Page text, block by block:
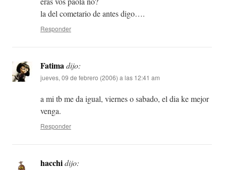
la del cometario de antes digo….
Responder
Fatimadijo:
jueves, 09 de febrero (2006) a las 12:41 am
a mi tb me da igual, viernes o sabado, el dia ke mejor
venga.
Responder
hacchidijo: